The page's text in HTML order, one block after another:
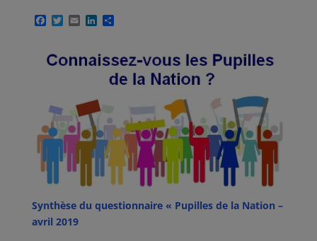
F
e
b
T
t
t
E
i
l
L
k
e
n
P
t
a
g
e
Synthèse du questionnaire « Pupilles de la Nation –
avril 2019